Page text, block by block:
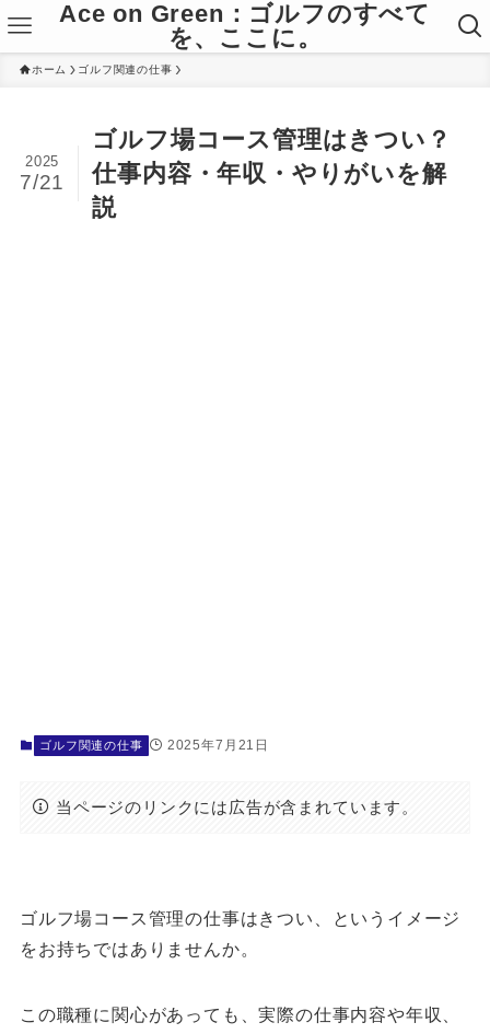
Ace on Green：ゴルフのすべて
を、ここに。
ホーム ゴルフ関連の仕事
ゴルフ場コース管理はきつい？
仕事内容・年収・やりがいを解
説
2025
7/21
ゴルフ関連の仕事 2025年7月21日
当ページのリンクには広告が含まれています。
ゴルフ場コース管理の仕事はきつい、というイメージ
をお持ちではありませんか。
この職種に関心があっても、実際の仕事内容や年収、